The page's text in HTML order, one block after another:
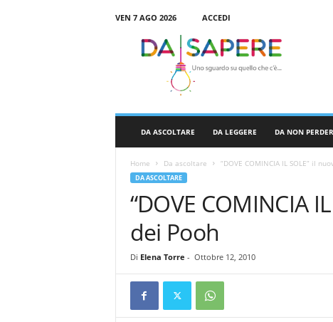
VEN 7 AGO 2026
ACCEDI
DA ASCOLTARE DA LEGGERE DA NON
Home Da ascoltare “DOVE COMINCIA IL SOLE” il
DA ASCOLTARE
“DOVE COMINCIA
dei Pooh
Di Elena Torre - Ottobre 12, 2010